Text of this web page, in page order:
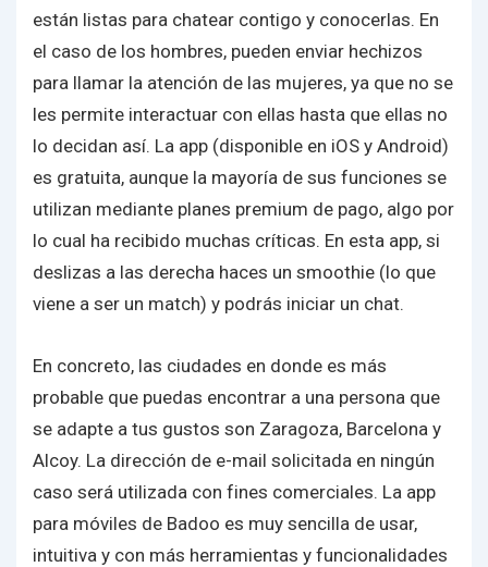
están listas para chatear contigo y conocerlas. En
el caso de los hombres, pueden enviar hechizos
para llamar la atención de las mujeres, ya que no se
les permite interactuar con ellas hasta que ellas no
lo decidan así. La app (disponible en iOS y Android)
es gratuita, aunque la mayoría de sus funciones se
utilizan mediante planes premium de pago, algo por
lo cual ha recibido muchas críticas. En esta app, si
deslizas a las derecha haces un smoothie (lo que
viene a ser un match) y podrás iniciar un chat.
En concreto, las ciudades en donde es más
probable que puedas encontrar a una persona que
se adapte a tus gustos son Zaragoza, Barcelona y
Alcoy. La dirección de e-mail solicitada en ningún
caso será utilizada con fines comerciales. La app
para móviles de Badoo es muy sencilla de usar,
intuitiva y con más herramientas y funcionalidades